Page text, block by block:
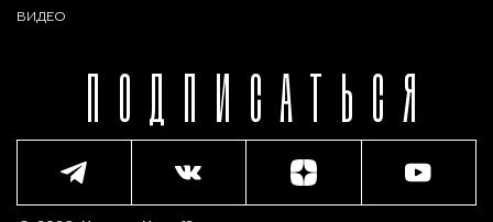
ПОДПИСАТЬСЯ
ВИДЕО